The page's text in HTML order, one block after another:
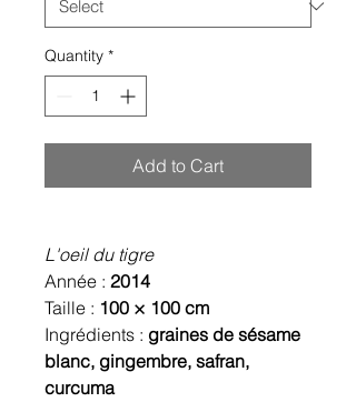
Quantity *
Add to Cart
L'oeil du tigre
Année : 2014
Taille : 100 × 100 cm
Ingrédients : graines de sésame
blanc, gingembre, safran,
curcuma